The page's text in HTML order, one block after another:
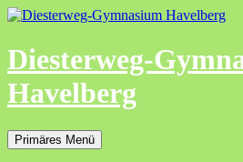
Zum
springen
Diesterweg-
Havelberg
Suchen
Primäres Menü